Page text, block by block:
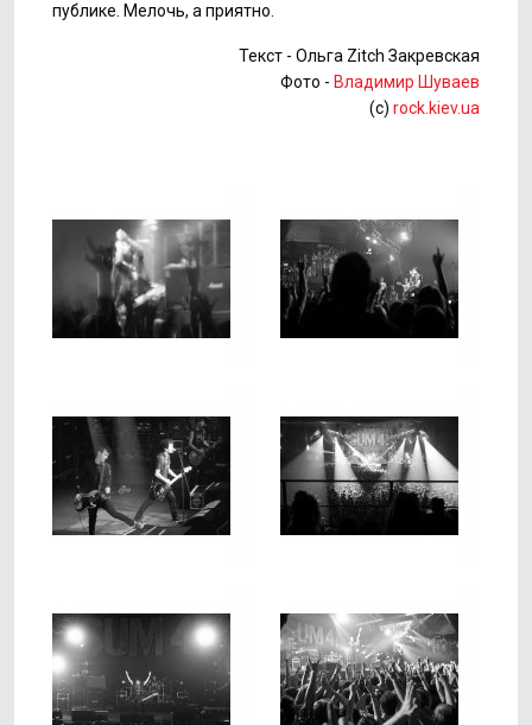
публике. Мелочь, а приятно.
Текст - Ольга Zitch Закревская
Фото - Владимир Шуваев
(c) rock.kiev.ua